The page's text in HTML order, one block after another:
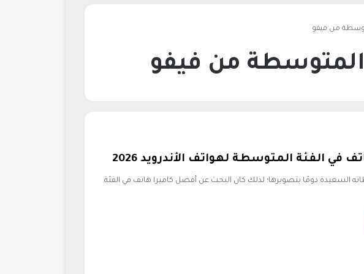
من فيفو
المتوسطة من فيفو
في الفئة المتوسطة لهواتف الأندرويد 2026
السعيدة دومًا بتصويرها؛ لذلك كان البحث عن أفضل كاميرا هاتف في الفئة